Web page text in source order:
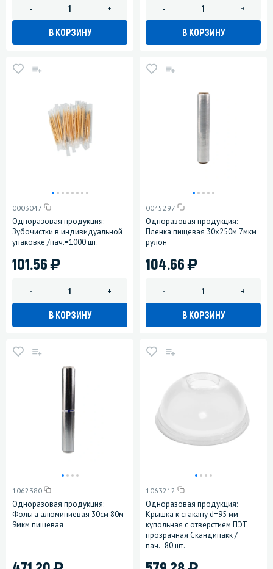
- +
В КОРЗИНУ
- +
В КОРЗИНУ
0003047
Одноразовая продукция:
Зубочистки в индивидуальной
упаковке /пач.=1000 шт.
101.56)
- +
В КОРЗИНУ
0045297
Одноразовая продукция:
Пленка пищевая 30х250м 7мкм
рулон
104.66)
- +
В КОРЗИНУ
1062380
Одноразовая продукция:
Фольга алюминиевая 30см 80м
9мкм пищевая
1063212
Одноразовая продукция:
Крышка к стакану d=95 мм
купольная с отверстием ПЭТ
прозрачная Скандипакк /
пач.=80 шт.